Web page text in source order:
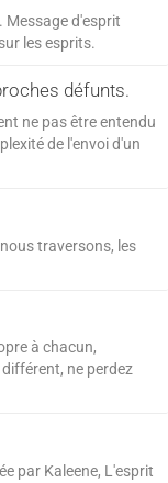
Message d'esprit
les esprits.
défunts.
ne pas être entendu
de l'envoi d'un
traversons, les
à chacun,
ne perdez
par Kaleene, L'esprit